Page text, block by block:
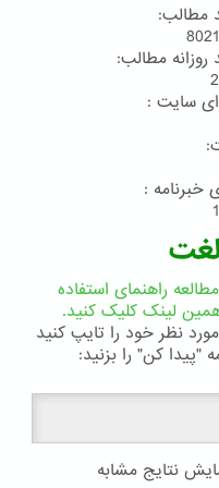
مطالب:
روزانه مطالب:
سایت :
خبرنامه :
راهنمای استفاده
لینک کلیک کنید.
نظر خود را تایپ کنید
"پیدا کن" را بزنید:
نتایج مشابه